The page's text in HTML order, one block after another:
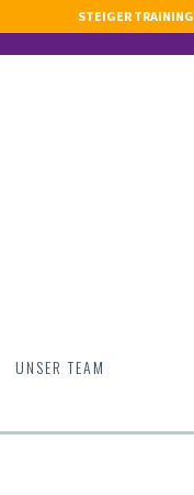
STEIGER TRAINING
UNSER TEAM